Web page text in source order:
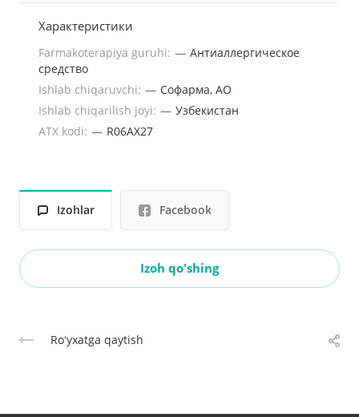
Характеристики
Farmakoterapiya guruhi: — Антиаллергическое
средство
Ishlab chiqaruvchi: — Софарма, АО
Ishlab chiqarilish joyi: — Узбекистан
ATX kodi: — R06АХ27
Izohlar Facebook
Izoh qo'shing
Roʻyxatga qaytish